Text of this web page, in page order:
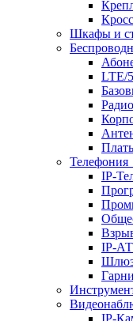
Шкафы и
LTE/
Телефония
IP-
IP-
IP-